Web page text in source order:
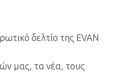
δελτίο της EVAN
μας, τα νέα, τους